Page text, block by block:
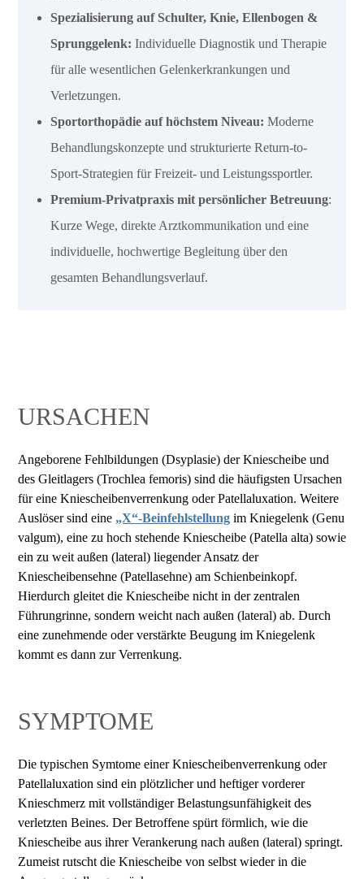
Spezialisierung auf Schulter, Knie, Ellenbogen &
Sprunggelenk: Individuelle Diagnostik und Therapie
für alle wesentlichen Gelenkerkrankungen und
Verletzungen.
Sportorthopädie auf höchstem Niveau: Moderne
Behandlungskonzepte und strukturierte Return-to-
Sport-Strategien für Freizeit- und Leistungssportler.
Premium-Privatpraxis mit persönlicher Betreuung:
Kurze Wege, direkte Arztkommunikation und eine
individuelle, hochwertige Begleitung über den
gesamten Behandlungsverlauf.
URSACHEN
Angeborene Fehlbildungen (Dsyplasie) der Kniescheibe und
des Gleitlagers (Trochlea femoris) sind die häufigsten Ursachen
für eine Kniescheibenverrenkung oder Patellaluxation. Weitere
Auslöser sind eine „X“-Beinfehlstellung im Kniegelenk (Genu
valgum), eine zu hoch stehende Kniescheibe (Patella alta) sowie
ein zu weit außen (lateral) liegender Ansatz der
Kniescheibensehne (Patellasehne) am Schienbeinkopf.
Hierdurch gleitet die Kniescheibe nicht in der zentralen
Führungrinne, sondern weicht nach außen (lateral) ab. Durch
eine zunehmende oder verstärkte Beugung im Kniegelenk
kommt es dann zur Verrenkung.
SYMPTOME
Die typischen Symtome einer Kniescheibenverrenkung oder
Patellaluxation sind ein plötzlicher und heftiger vorderer
Knieschmerz mit vollständiger Belastungsunfähigkeit des
verletzten Beines. Der Betroffene spürt förmlich, wie die
Kniescheibe aus ihrer Verankerung nach außen (lateral) springt.
Zumeist rutscht die Kniescheibe von selbst wieder in die